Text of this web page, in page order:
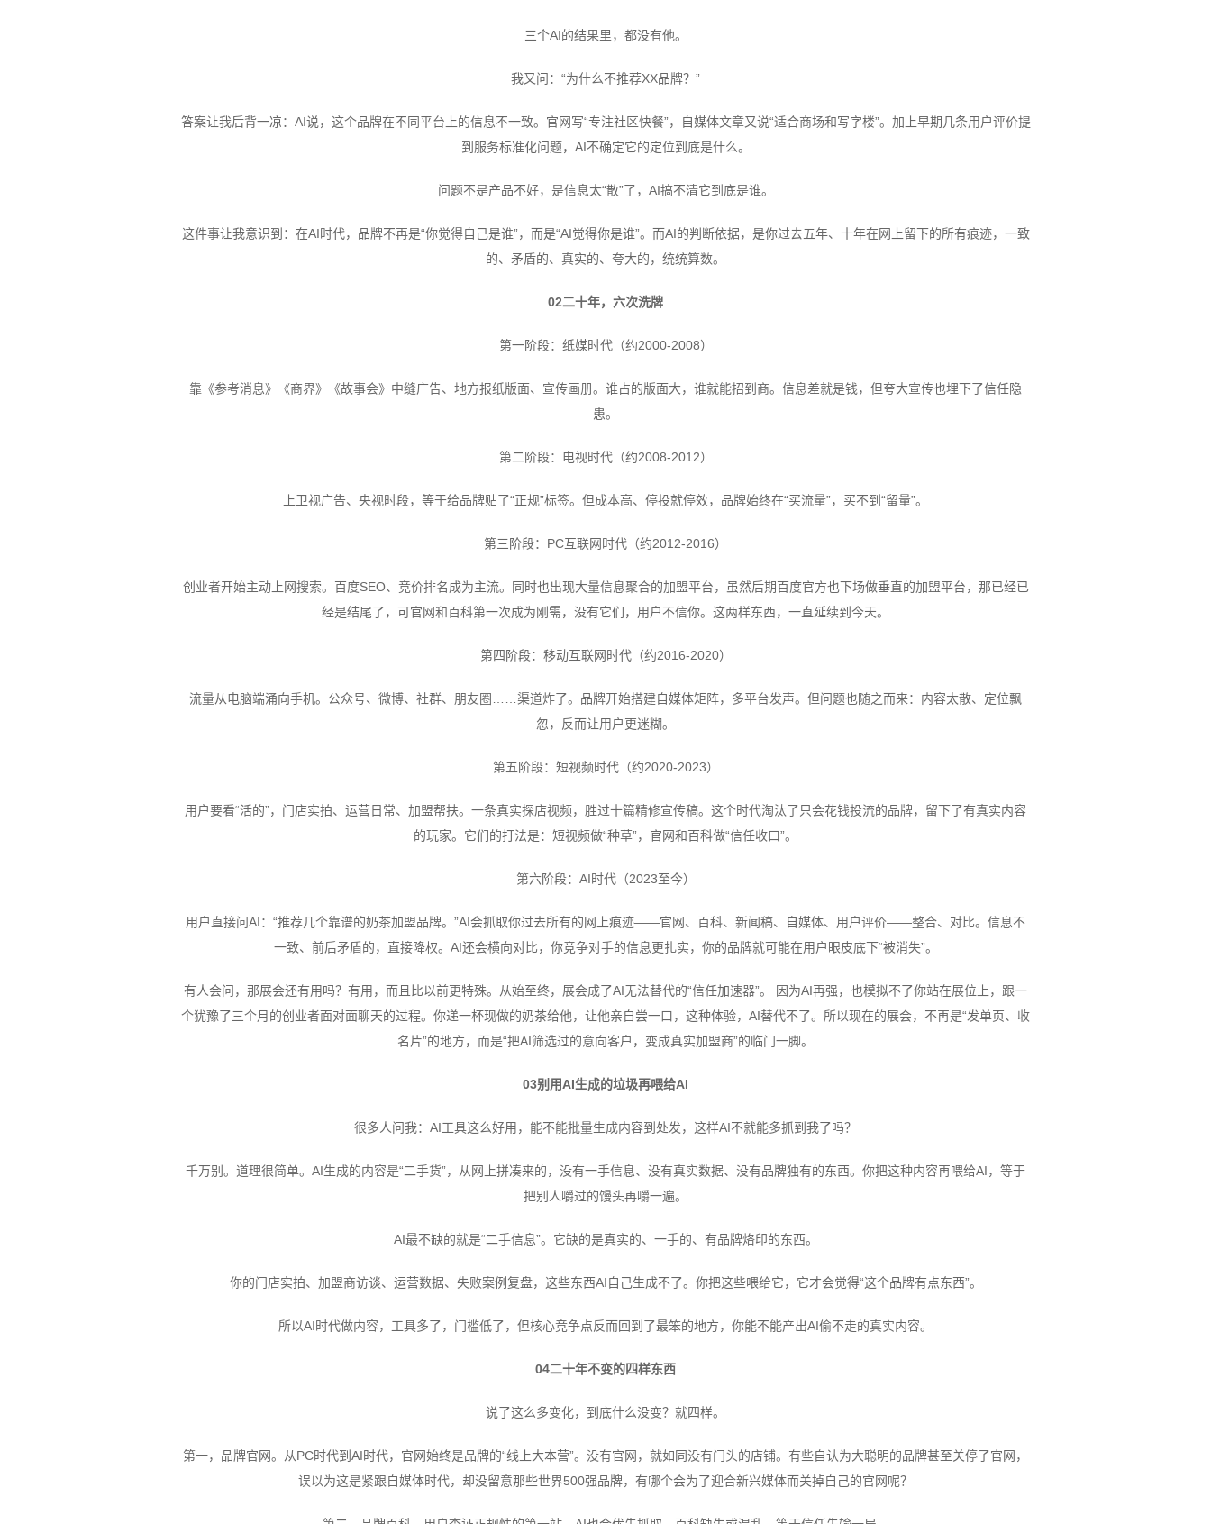
三个AI的结果里，都没有他。
我又问：“为什么不推荐XX品牌？”
答案让我后背一凉：AI说，这个品牌在不同平台上的信息不一致。官网写“专注社区快餐”，自媒体文章又说“适合商场和写字楼”。加上早期几条用户评价提
到服务标准化问题，AI不确定它的定位到底是什么。
问题不是产品不好，是信息太“散”了，AI搞不清它到底是谁。
这件事让我意识到：在AI时代，品牌不再是“你觉得自己是谁”，而是“AI觉得你是谁”。而AI的判断依据，是你过去五年、十年在网上留下的所有痕迹，一致
的、矛盾的、真实的、夸大的，统统算数。
02二十年，六次洗牌
第一阶段：纸媒时代（约2000-2008）
靠《参考消息》《商界》《故事会》中缝广告、地方报纸版面、宣传画册。谁占的版面大，谁就能招到商。信息差就是钱，但夸大宣传也埋下了信任隐
患。
第二阶段：电视时代（约2008-2012）
上卫视广告、央视时段，等于给品牌贴了“正规”标签。但成本高、停投就停效，品牌始终在“买流量”，买不到“留量”。
第三阶段：PC互联网时代（约2012-2016）
创业者开始主动上网搜索。百度SEO、竞价排名成为主流。同时也出现大量信息聚合的加盟平台，虽然后期百度官方也下场做垂直的加盟平台，那已经已
经是结尾了，可官网和百科第一次成为刚需，没有它们，用户不信你。这两样东西，一直延续到今天。
第四阶段：移动互联网时代（约2016-2020）
流量从电脑端涌向手机。公众号、微博、社群、朋友圈……渠道炸了。品牌开始搭建自媒体矩阵，多平台发声。但问题也随之而来：内容太散、定位飘
忽，反而让用户更迷糊。
第五阶段：短视频时代（约2020-2023）
用户要看“活的”，门店实拍、运营日常、加盟帮扶。一条真实探店视频，胜过十篇精修宣传稿。这个时代淘汰了只会花钱投流的品牌，留下了有真实内容
的玩家。它们的打法是：短视频做“种草”，官网和百科做“信任收口”。
第六阶段：AI时代（2023至今）
用户直接问AI：“推荐几个靠谱的奶茶加盟品牌。”AI会抓取你过去所有的网上痕迹——官网、百科、新闻稿、自媒体、用户评价——整合、对比。信息不
一致、前后矛盾的，直接降权。AI还会横向对比，你竞争对手的信息更扎实，你的品牌就可能在用户眼皮底下“被消失”。
有人会问，那展会还有用吗？有用，而且比以前更特殊。从始至终，展会成了AI无法替代的“信任加速器”。 因为AI再强，也模拟不了你站在展位上，跟一
个犹豫了三个月的创业者面对面聊天的过程。你递一杯现做的奶茶给他，让他亲自尝一口，这种体验，AI替代不了。所以现在的展会，不再是“发单页、收
名片”的地方，而是“把AI筛选过的意向客户，变成真实加盟商”的临门一脚。
03别用AI生成的垃圾再喂给AI
很多人问我：AI工具这么好用，能不能批量生成内容到处发，这样AI不就能多抓到我了吗？
千万别。道理很简单。AI生成的内容是“二手货”，从网上拼凑来的，没有一手信息、没有真实数据、没有品牌独有的东西。你把这种内容再喂给AI，等于
把别人嚼过的馒头再嚼一遍。
AI最不缺的就是“二手信息”。它缺的是真实的、一手的、有品牌烙印的东西。
你的门店实拍、加盟商访谈、运营数据、失败案例复盘，这些东西AI自己生成不了。你把这些喂给它，它才会觉得“这个品牌有点东西”。
所以AI时代做内容，工具多了，门槛低了，但核心竞争点反而回到了最笨的地方，你能不能产出AI偷不走的真实内容。
04二十年不变的四样东西
说了这么多变化，到底什么没变？就四样。
第一，品牌官网。从PC时代到AI时代，官网始终是品牌的“线上大本营”。没有官网，就如同没有门头的店铺。有些自认为大聪明的品牌甚至关停了官网，
误以为这是紧跟自媒体时代，却没留意那些世界500强品牌，有哪个会为了迎合新兴媒体而关掉自己的官网呢？